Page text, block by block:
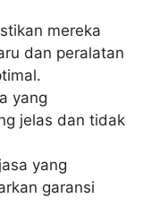
mereka
dan peralatan
yang
jelas dan tidak
yang
garansi